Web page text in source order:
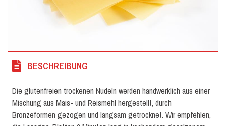
BESCHREIBUNG
Die glutenfreien trockenen Nudeln werden handwerklich aus einer
Mischung aus Mais- und Reismehl hergestellt, durch
Bronzeformen gezogen und langsam getrocknet. Wir empfehlen,